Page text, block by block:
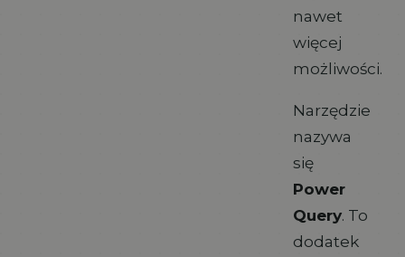
nawet
więcej
możliwości.
Narzędzie
nazywa
się
Power
Query. To
dodatek